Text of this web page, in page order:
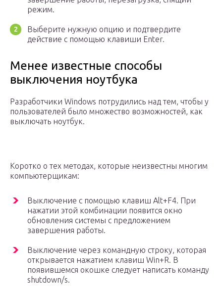
режим.
Выберите нужную опцию и подтвердите
действие с помощью клавиши Enter.
Менее известные способы
выключения ноутбука
Разработчики Windows потрудились над тем, чтобы у
пользователей было множество возможностей, как
выключать ноутбук.
Коротко о тех методах, которые неизвестны многим
компьютерщикам:
Выключение с помощью клавиш Alt+F4. При
нажатии этой комбинации появится окно
обновления системы с предложением
завершения работы.
Выключение через командную строку, которая
открывается нажатием клавиш Win+R. В
появившемся окошке следует написать команду
shutdown/s.